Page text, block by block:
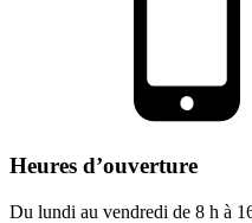
Heures d’ouverture
Du lundi au vendredi de 8 h à